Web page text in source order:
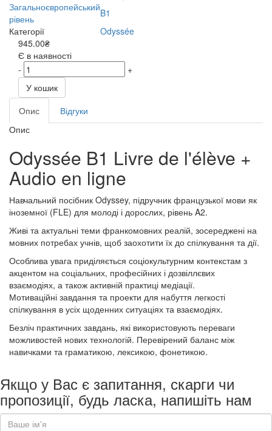
Загальноєвропейський
рівень
B1
Категорії
Odyssée
945.00₴
Є в наявності
-
+
У кошик
Опис
Відгуки
Опис
Odyssée B1 Livre de l'élève +
Audio en ligne
Навчальний посібник Odyssey, підручник французької мови як
іноземної (FLE) для молоді і дорослих, рівень A2.
Живі та актуальні теми франкомовних реалій, зосереджені на
мовних потребах учнів, щоб заохотити їх до спілкування та дії.
Особлива увага приділяється соціокультурним контекстам з
акцентом на соціальних, професійних і дозвіллєвих
взаємодіях, а також активній практиці медіації.
Мотиваційні завдання та проекти для набуття легкості
спілкування в усіх щоденних ситуаціях та взаємодіях.
Безліч практичних завдань, які використовують переваги
можливостей нових технологій. Перевірений баланс між
навичками та граматикою, лексикою, фонетикою.
Якщо у Вас є запитання, скарги чи
пропозиції, будь ласка, напишіть нам